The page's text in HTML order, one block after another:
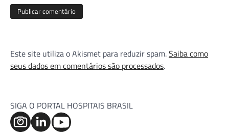
Este site utiliza o Akismet para reduzir spam.Saiba como
seus dados em comentários são processados.
SIGA O PORTAL HOSPITAIS BRASIL